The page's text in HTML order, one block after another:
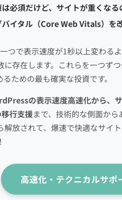
は必須だけど、サイトが重くな
バイタル（Core Web Vitals）
つで表示速度が1秒以上変わる
に存在します。これらを一つず
ための最も確実な投資です。
の表示速度高速化から、
行支援まで、技術的な側面か
解放されて、爆速で快適なサ
高速化・テクニカルサポ